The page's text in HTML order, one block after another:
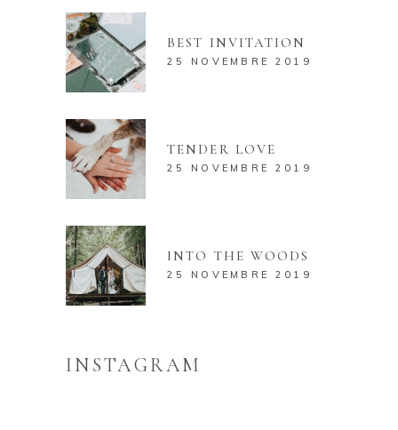
BEST INVITATION
25 NOVEMBRE 2019
TENDER LOVE
25 NOVEMBRE 2019
INTO THE WOODS
25 NOVEMBRE 2019
INSTAGRAM